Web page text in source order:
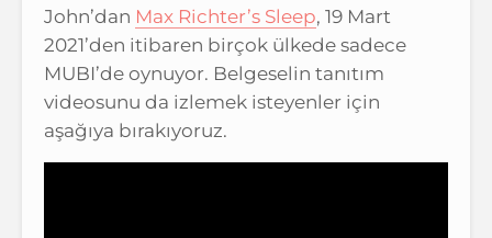
John’dan Max Richter’s Sleep, 19 Mart
2021’den itibaren birçok ülkede sadece
MUBI’de oynuyor. Belgeselin tanıtım
videosunu da izlemek isteyenler için
aşağıya bırakıyoruz.